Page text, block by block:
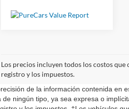
Los precios incluyen todos los costos
registro y los impuestos.
de la información contenida
ningún tipo, ya sea expresa o